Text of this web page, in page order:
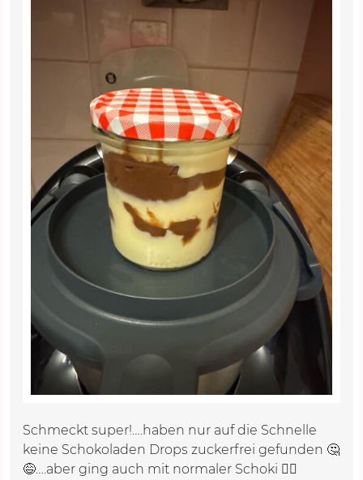
Schmeckt super!….haben nur auf die Schnelle
keine Schokoladen Drops zuckerfrei gefunden 🤔
😅….aber ging auch mit normaler Schoki 👍🏼